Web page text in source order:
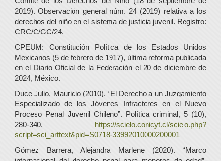
2019). Observación general núm. 24 (2019) relativa a los
derechos del niño en el sistema de justicia juvenil. Registro:
CRC/C/GC/24.
CPEUM: Constitución Política de los Estados Unidos
Mexicanos (5 de febrero de 1917), última reforma publicada
en el Diario Oficial de la Federación el 20 de diciembre de
2024, México.
Duce Julio, Mauricio (2010). “El Derecho a un Juzgamiento
Especializado de los Jóvenes Infractores en el Nuevo
Proceso Penal Juvenil Chileno”. Política criminal, 5 (10),
280-340.
https://scielo.conicyt.cl/scielo.php?
script=sci_arttext&pid=S0718-33992010000200001
Gómez Barrera, Alejandra Marlene (2020). “Marco